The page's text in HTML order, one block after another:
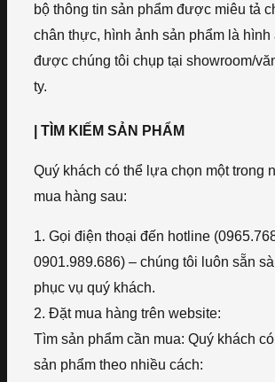
bộ thông tin sản phẩm được miêu tả
chân thực, hình ảnh sản phẩm là hình
được chúng tôi chụp tại showroom/
ty.
| TÌM KIẾM SẢN PHẨM
Quý khách có thể lựa chọn một trong
mua hàng sau:
1. Gọi điện thoại đến hotline
0901.989.686) – chúng tôi luôn sẵn
phục vụ quý khách.
2. Đặt mua hàng trên website:
Tìm sản phẩm cần mua: Quý khách
sản phẩm theo nhiều cách: